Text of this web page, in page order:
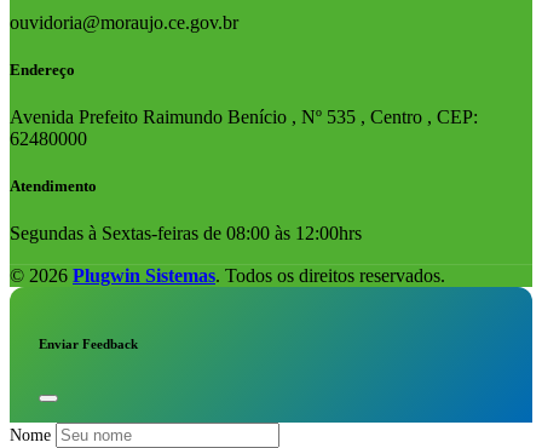
ouvidoria@moraujo.ce.gov.br
Endereço
Avenida Prefeito Raimundo Benício , Nº 535 , Centro , CEP:
62480000
Atendimento
Segundas à Sextas-feiras de 08:00 às 12:00hrs
© 2026 Plugwin Sistemas. Todos os direitos reservados.
Enviar Feedback
Nome